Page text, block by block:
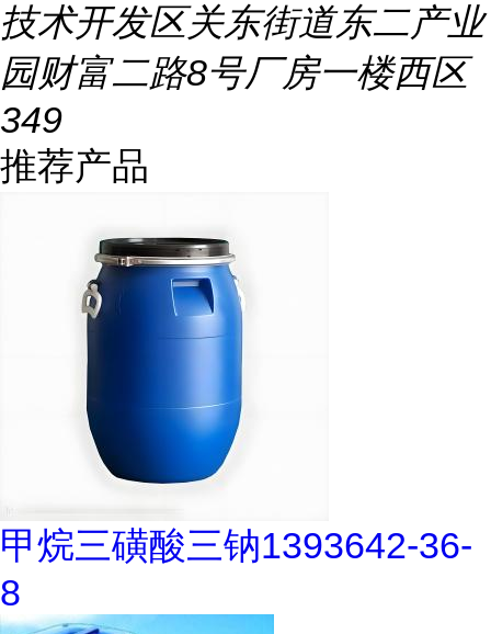
技术开发区关东街道东二产业
园财富二路8号厂房一楼西区
349
推荐产品
甲烷三磺酸三钠1393642-36-
8